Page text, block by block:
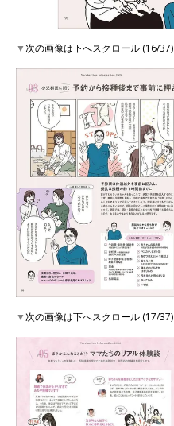
▼次の画像は下へスクロール (16/37)
▼次の画像は下へスクロール (17/37)